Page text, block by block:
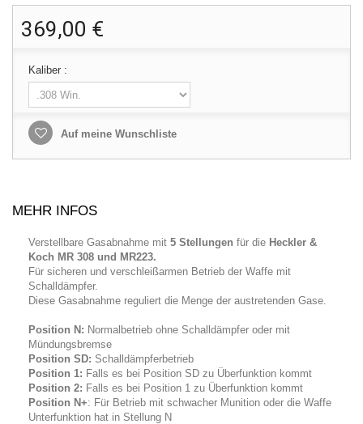
369,00 €
Kaliber :
Auf meine Wunschliste
MEHR INFOS
Verstellbare Gasabnahme mit 5 Stellungen für die Heckler &
Koch MR 308 und MR223.
Für sicheren und verschleißarmen Betrieb der Waffe mit
Schalldämpfer.
Diese Gasabnahme reguliert die Menge der austretenden Gase.
Position N: Normalbetrieb ohne Schalldämpfer oder mit
Mündungsbremse
Position SD: Schalldämpferbetrieb
Position 1: Falls es bei Position SD zu Überfunktion kommt
Position 2: Falls es bei Position 1 zu Überfunktion kommt
Position N+: Für Betrieb mit schwacher Munition oder die Waffe
Unterfunktion hat in Stellung N